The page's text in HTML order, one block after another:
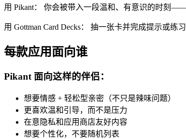
用 Pikant： 你会被带入一段温和、有意识的时刻——
用 Gottman Card Decks： 抽一张卡并完成提示或练
每款应用面向谁
Pikant 面向这样的伴侣：
想要情感 + 轻松型亲密（不只是辣味问题）
更喜欢温和引导，而不是压力
在意隐私和应用商店友好内容
想要个性化，不要随机列表